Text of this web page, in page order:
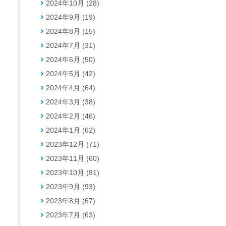
2024年10月 (28)
2024年9月 (19)
2024年8月 (15)
2024年7月 (31)
2024年6月 (50)
2024年5月 (42)
2024年4月 (64)
2024年3月 (38)
2024年2月 (46)
2024年1月 (62)
2023年12月 (71)
2023年11月 (60)
2023年10月 (81)
2023年9月 (93)
2023年8月 (67)
2023年7月 (63)